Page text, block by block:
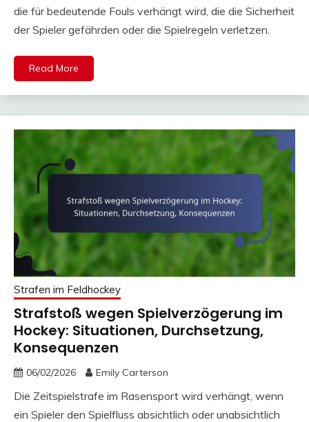
die für bedeutende Fouls verhängt wird, die die Sicherheit
der Spieler gefährden oder die Spielregeln verletzen.
Read More
Strafen im Feldhockey
Strafstoß wegen Spielverzögerung im
Hockey: Situationen, Durchsetzung,
Konsequenzen
06/02/2026 Emily Carterson
Die Zeitspielstrafe im Rasensport wird verhängt, wenn
ein Spieler den Spielfluss absichtlich oder unabsichtlich